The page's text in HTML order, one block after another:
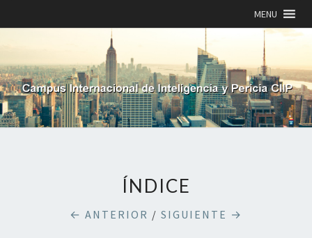
MENU
ÍNDICE
← ANTERIOR / SIGUIENTE →